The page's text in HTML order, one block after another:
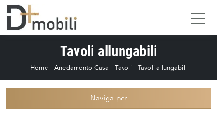
Tavoli allungabili
Home- Arredamento Casa -Tavoli - Tavoli allungabili
Naviga per